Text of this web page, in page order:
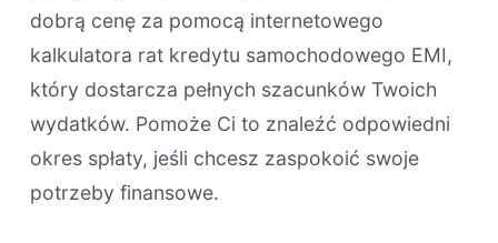
dobrą cenę za pomocą internetowego
kalkulatora rat kredytu samochodowego EMI,
który dostarcza pełnych szacunków Twoich
wydatków. Pomoże Ci to znaleźć odpowiedni
okres spłaty, jeśli chcesz zaspokoić swoje
potrzeby finansowe.